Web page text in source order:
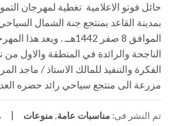
حائل فوتو الاعلامية تغطية لمهرجان
بمدينة القاعد بمنتجع جنة الشمال
الموافق 8 صفر 1442هــ .
الناجحة والرائدة في المنطقة والاول
الفكرة والتنفيذ للمالك الاستاذ / ماجد
مزرعة الى منتجع سياحي رائد حضره
تم النشر فى: مناسبات عامة,منوعات